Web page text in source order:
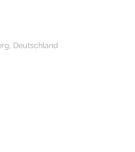
Deutschland